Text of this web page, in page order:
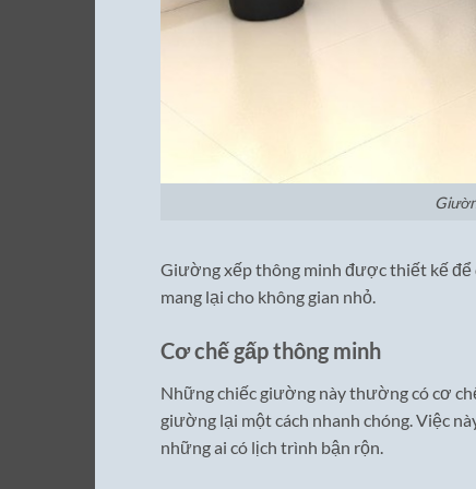
Giường xếp thông minh được thiết kế để
mang lại cho không gian nhỏ.
Cơ chế gấp thông minh
Những chiếc giường này thường có cơ
giường lại một cách nhanh chóng. Việc
những ai có lịch trình bận rộn.